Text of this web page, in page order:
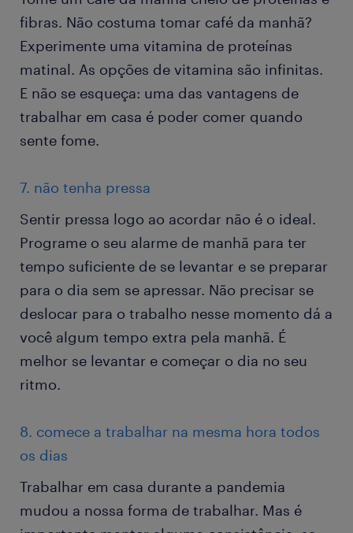
fibras. Não costuma tomar café da manhã?
Experimente uma vitamina de proteínas
matinal. As opções de vitamina são infinitas.
E não se esqueça: uma das vantagens de
trabalhar em casa é poder comer quando
sente fome.
7. não tenha pressa
Sentir pressa logo ao acordar não é o ideal.
Programe o seu alarme de manhã para ter
tempo suficiente de se levantar e se preparar
para o dia sem se apressar. Não precisar se
deslocar para o trabalho nesse momento dá a
você algum tempo extra pela manhã. É
melhor se levantar e começar o dia no seu
ritmo.
8. comece a trabalhar na mesma hora todos
os dias
Trabalhar em casa durante a pandemia
mudou a nossa forma de trabalhar. Mas é